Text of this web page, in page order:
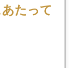
りそう。でも
人に見せられ
価格の鉄板の
たって